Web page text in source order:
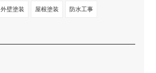
外壁塗装 屋根塗装 防水工事